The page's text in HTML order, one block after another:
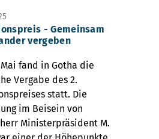
- Gemeinsam
vergeben
Mai fand in Gotha die
Vergabe des 2.
statt. Die
im Beisein von
Ministerpräsident M.